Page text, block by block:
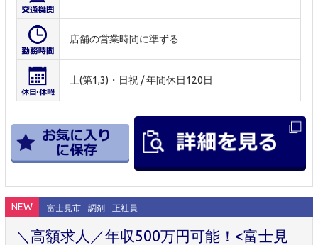
店舗の営業時間に準ずる
土(第1,3)・日祝 / 年間休日120日
NEW 富士見市 調剤 正社員
＼高額求人／年収500万円可能！<富士見